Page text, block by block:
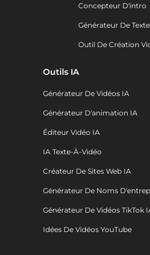
Concepteur D'intro
Générateur De
Outil De Création
Outils IA
Générateur De Vidéos IA
Générateur D'animation IA
Éditeur Vidéo IA
IA Texte-À-Vidéo
Créateur De Sites Web IA
Générateur De Noms
Générateur De Vidéos TikTok
Idées De Vidéos YouTube